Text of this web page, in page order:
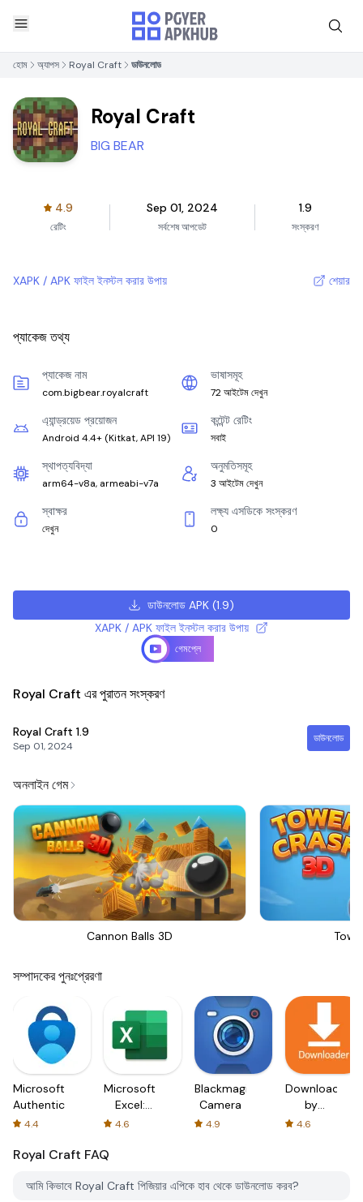
হোম অ্যাপস Royal Craft ডাউনলোড
Royal Craft
BIG BEAR
4.9
রেটিং
Sep 01, 2024
সর্বশেষ আপডেট
1.9
সংস্করণ
XAPK / APK ফাইল ইনস্টল করার উপায় শেয়ার
প্যাকেজ তথ্য
প্যাকেজ নাম
com.bigbear.royalcraft
ভাষাসমূহ
72 আইটেম দেখুন
এ্যান্ড্রয়েড প্রয়োজন
Android 4.4+ (Kitkat, API 19)
কন্টেন্ট রেটিং
সবাই
স্থাপত্যবিদ্যা
arm64-v8a, armeabi-v7a
অনুমতিসমূহ
3 আইটেম দেখুন
স্বাক্ষর
দেখুন
লক্ষ্য এসডিকে সংস্করণ
0
ডাউনলোড APK (1.9)
XAPK / APK ফাইল ইনস্টল করার উপায়
গেমপ্লে
Royal Craft এর পুরাতন সংস্করণ
Royal Craft 1.9
Sep 01, 2024
ডাউনলোড
অনলাইন গেম
Cannon Balls 3D
সম্পাদকের পুনঃপ্রেরণা
Microsoft
Authenticator
4.4
Microsoft
Excel:
Spreadsheets
4.6
Blackmagic
Camera
4.9
Downloader
by
AFTVnews
4.6
Royal Craft FAQ
আমি কিভাবে Royal Craft পিজিয়ার এপিকে হাব থেকে ডাউনলোড করব?